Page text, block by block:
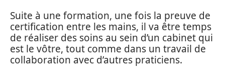
Suite à une formation, une fois la preuve de
certification entre les mains, il va être temps
de réaliser des soins au sein d’un cabinet qui
est le vôtre, tout comme dans un travail de
collaboration avec d’autres praticiens.